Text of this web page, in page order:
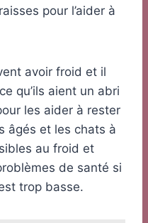
pour l’aider à
avoir froid et il
qu’ils aient un abri
les aider à rester
âgés et les chats à
au froid et
de santé si
trop basse.